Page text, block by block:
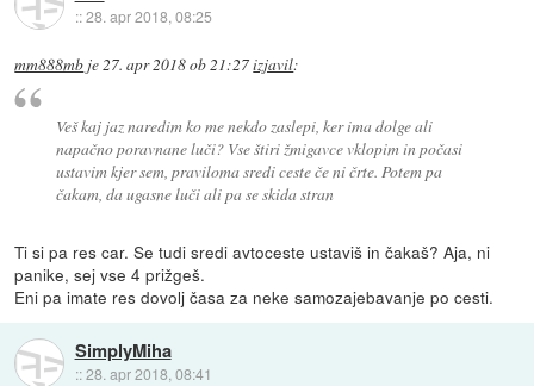
::28. apr 2018, 08:25
mm888mb je 27. apr 2018 ob 21:27izjavil:
Veš kaj jaz naredim ko me nekdo zaslepi, ker ima dolge ali
napačno poravnane luči? Vse štiri žmigavce vklopim in počasi
ustavim kjer sem, praviloma sredi ceste če ni črte. Potem pa
čakam, da ugasne luči ali pa se skida stran
Ti si pa res car. Se tudi sredi avtoceste ustaviš in čakaš? Aja, ni
panike, sej vse 4 prižgeš.
Eni pa imate res dovolj časa za neke samozajebavanje po cesti.
SimplyMiha
::28. apr 2018, 08:41